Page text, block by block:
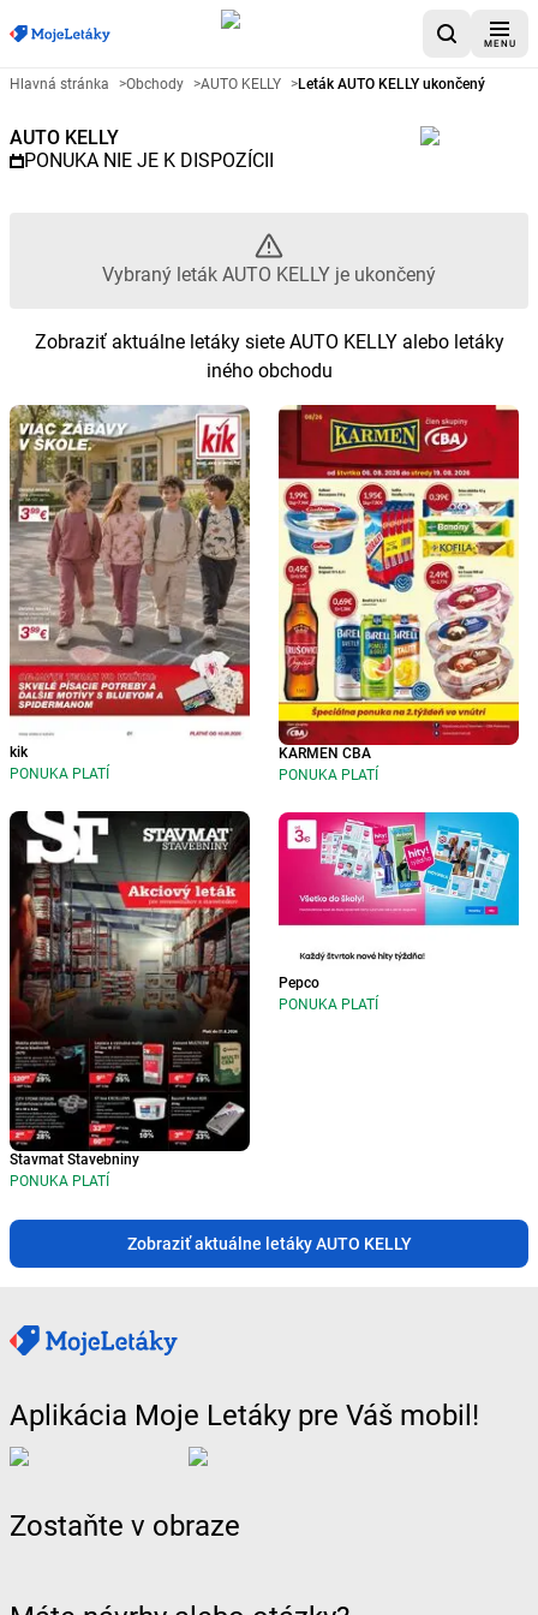
MENU
Reklamný leták AUTO KELLY -
Hlavná stránka >Obchody >AUTO KELLY >Leták AUTO KELLY ukončený
AUTO KELLY
PONUKA NIE JE K DISPOZÍCII
Vybraný leták AUTO KELLY je ukončený
Zobraziť aktuálne letáky siete AUTO KELLY alebo letáky
iného obchodu
kik
PONUKA PLATÍ
Stavmat Stavebniny
PONUKA PLATÍ
KARMEN CBA
PONUKA PLATÍ
Pepco
PONUKA PLATÍ
Zobraziť aktuálne letáky AUTO KELLY
Aplikácia Moje Letáky pre Váš mobil!
Zostaňte v obraze